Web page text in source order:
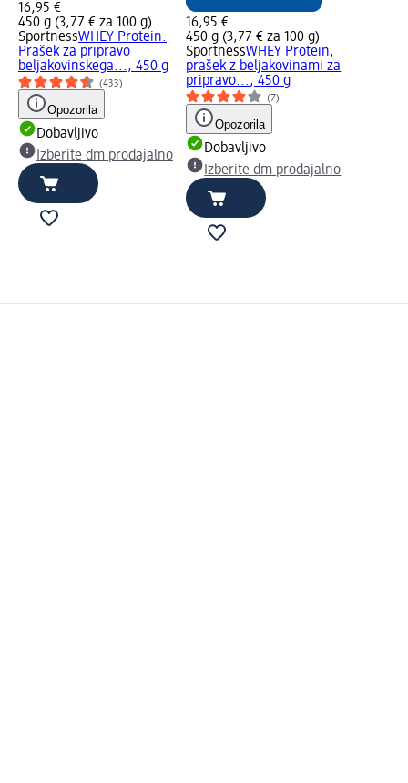
16,95 €
450 g (3,77 € za 100 g)
SportnessWHEY Protein.
Prašek za pripravo
beljakovinskega..., 450 g
(433)
Opozorila
Dobavljivo
Izberite dm prodajalno
16,95 €
450 g (3,77 € za 100 g)
SportnessWHEY Protein,
prašek z beljakovinami za
pripravo..., 450 g
(7)
Opozorila
Dobavljivo
Izberite dm prodajalno